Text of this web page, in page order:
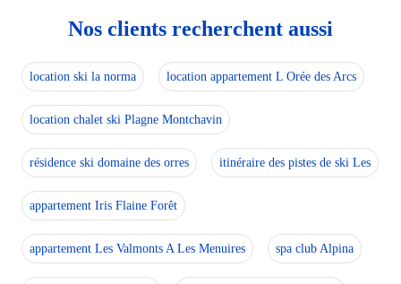
Nos clients recherchent aussi
location ski la norma location appartement L Orée des Arcs
location chalet ski Plagne Montchavin
résidence ski domaine des orres itinéraire des pistes de ski Les
appartement Iris Flaine Forêt
appartement Les Valmonts A Les Menuires spa club Alpina